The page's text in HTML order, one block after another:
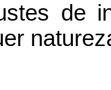
de